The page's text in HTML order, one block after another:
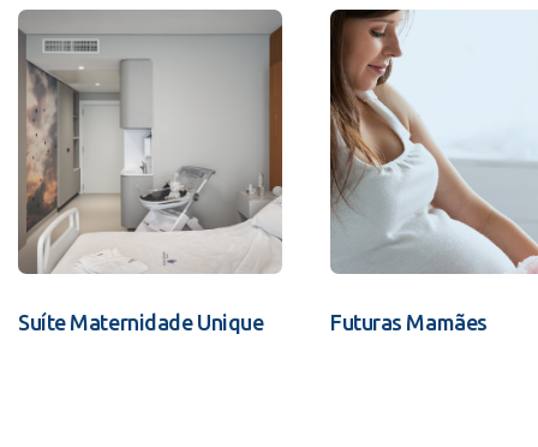
Suíte Maternidade Unique Futuras Mamães